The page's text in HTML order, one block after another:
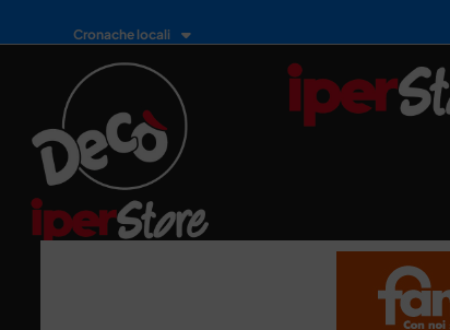
Cronache locali